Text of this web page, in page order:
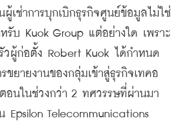
ผู้เช่าการบุกเบิกธุรกิจศูนย์ข้อมูลไม่ใช่
รับ
Kuok Group แต่อย่างใด เพราะ
วผู้ก่อตั้ง
Robert Kuok ได้กำหนด
รขยายงานของกลุ่มเข้าสู่ธุรกิจเทคอ
อนในช่วงกว่า 2 ทศวรรษที่ผ่านมา
Epsilon Telecommunications